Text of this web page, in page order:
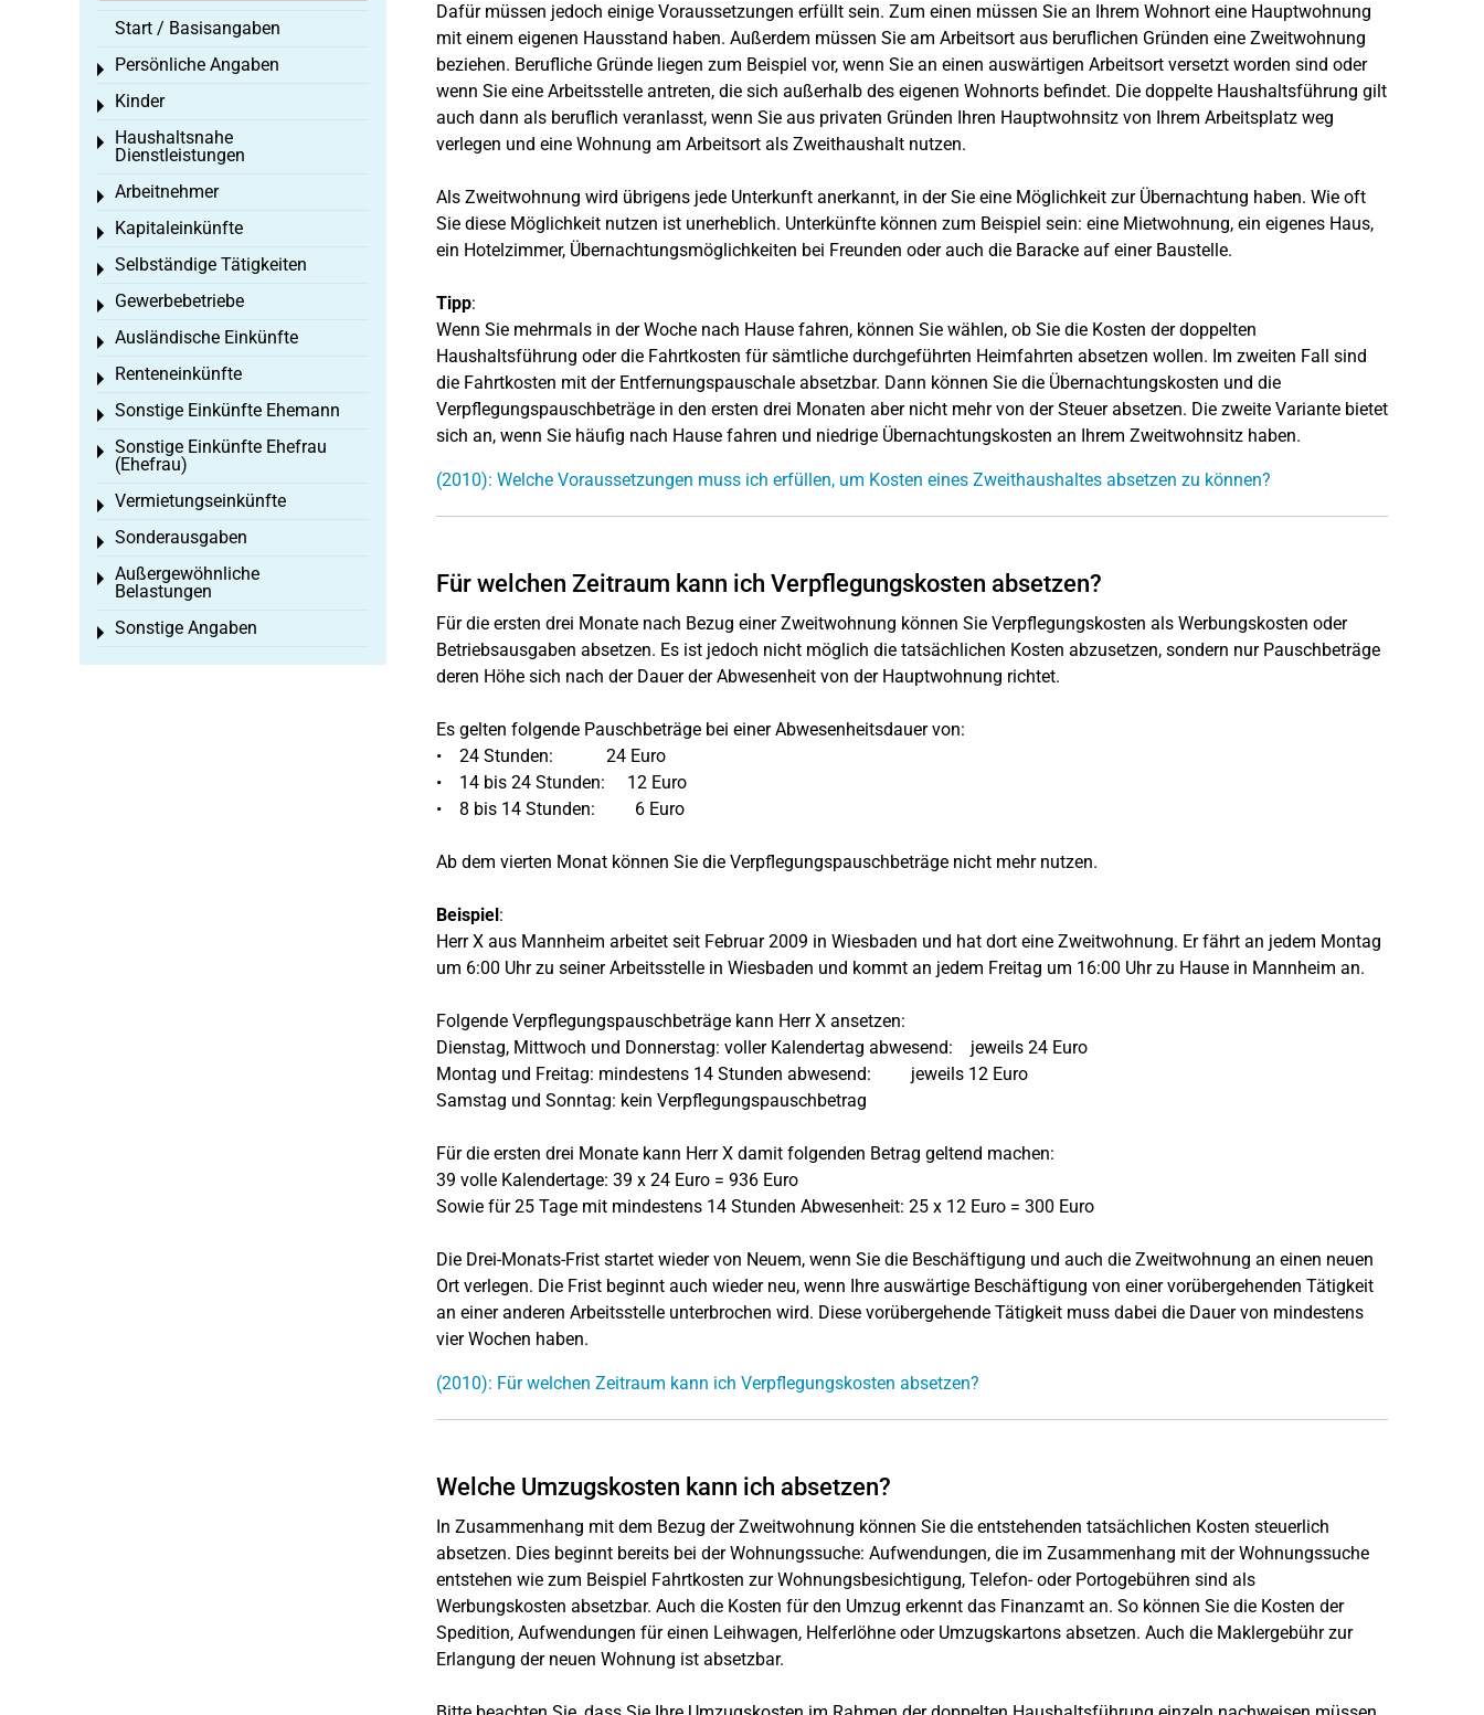
Dafür müssen jedoch einige Voraussetzungen erfüllt sein. Zum einen müssen Sie an Ihrem Wohnort eine Hauptwohnung
mit einem eigenen Hausstand haben. Außerdem müssen Sie am Arbeitsort aus beruflichen Gründen eine Zweitwohnung
beziehen. Berufliche Gründe liegen zum Beispiel vor, wenn Sie an einen auswärtigen Arbeitsort versetzt worden sind oder
wenn Sie eine Arbeitsstelle antreten, die sich außerhalb des eigenen Wohnorts befindet. Die doppelte Haushaltsführung gilt
auch dann als beruflich veranlasst, wenn Sie aus privaten Gründen Ihren Hauptwohnsitz von Ihrem Arbeitsplatz weg
verlegen und eine Wohnung am Arbeitsort als Zweithaushalt nutzen.
Als Zweitwohnung wird übrigens jede Unterkunft anerkannt, in der Sie eine Möglichkeit zur Übernachtung haben. Wie oft
Sie diese Möglichkeit nutzen ist unerheblich. Unterkünfte können zum Beispiel sein: eine Mietwohnung, ein eigenes Haus,
ein Hotelzimmer, Übernachtungsmöglichkeiten bei Freunden oder auch die Baracke auf einer Baustelle.
Tipp:
Wenn Sie mehrmals in der Woche nach Hause fahren, können Sie wählen, ob Sie die Kosten der doppelten
Haushaltsführung oder die Fahrtkosten für sämtliche durchgeführten Heimfahrten absetzen wollen. Im zweiten Fall sind
die Fahrtkosten mit der Entfernungspauschale absetzbar. Dann können Sie die Übernachtungskosten und die
Verpflegungspauschbeträge in den ersten drei Monaten aber nicht mehr von der Steuer absetzen. Die zweite Variante bietet
sich an, wenn Sie häufig nach Hause fahren und niedrige Übernachtungskosten an Ihrem Zweitwohnsitz haben.
(2010): Welche Voraussetzungen muss ich erfüllen, um Kosten eines Zweithaushaltes absetzen zu können?
Für welchen Zeitraum kann ich Verpflegungskosten absetzen?
Für die ersten drei Monate nach Bezug einer Zweitwohnung können Sie Verpflegungskosten als Werbungskosten oder
Betriebsausgaben absetzen. Es ist jedoch nicht möglich die tatsächlichen Kosten abzusetzen, sondern nur Pauschbeträge
deren Höhe sich nach der Dauer der Abwesenheit von der Hauptwohnung richtet.
Es gelten folgende Pauschbeträge bei einer Abwesenheitsdauer von:
• 24 Stunden: 24 Euro
• 14 bis 24 Stunden: 12 Euro
• 8 bis 14 Stunden: 6 Euro
Ab dem vierten Monat können Sie die Verpflegungspauschbeträge nicht mehr nutzen.
Beispiel:
Herr X aus Mannheim arbeitet seit Februar 2009 in Wiesbaden und hat dort eine Zweitwohnung. Er fährt an jedem Montag
um 6:00 Uhr zu seiner Arbeitsstelle in Wiesbaden und kommt an jedem Freitag um 16:00 Uhr zu Hause in Mannheim an.
Folgende Verpflegungspauschbeträge kann Herr X ansetzen:
Dienstag, Mittwoch und Donnerstag: voller Kalendertag abwesend: jeweils 24 Euro
Montag und Freitag: mindestens 14 Stunden abwesend: jeweils 12 Euro
Samstag und Sonntag: kein Verpflegungspauschbetrag
Für die ersten drei Monate kann Herr X damit folgenden Betrag geltend machen:
39 volle Kalendertage: 39 x 24 Euro = 936 Euro
Sowie für 25 Tage mit mindestens 14 Stunden Abwesenheit: 25 x 12 Euro = 300 Euro
Die Drei-Monats-Frist startet wieder von Neuem, wenn Sie die Beschäftigung und auch die Zweitwohnung an einen neuen
Ort verlegen. Die Frist beginnt auch wieder neu, wenn Ihre auswärtige Beschäftigung von einer vorübergehenden Tätigkeit
an einer anderen Arbeitsstelle unterbrochen wird. Diese vorübergehende Tätigkeit muss dabei die Dauer von mindestens
vier Wochen haben.
(2010): Für welchen Zeitraum kann ich Verpflegungskosten absetzen?
Welche Umzugskosten kann ich absetzen?
In Zusammenhang mit dem Bezug der Zweitwohnung können Sie die entstehenden tatsächlichen Kosten steuerlich
absetzen. Dies beginnt bereits bei der Wohnungssuche: Aufwendungen, die im Zusammenhang mit der Wohnungssuche
entstehen wie zum Beispiel Fahrtkosten zur Wohnungsbesichtigung, Telefon- oder Portogebühren sind als
Werbungskosten absetzbar. Auch die Kosten für den Umzug erkennt das Finanzamt an. So können Sie die Kosten der
Spedition, Aufwendungen für einen Leihwagen, Helferlöhne oder Umzugskartons absetzen. Auch die Maklergebühr zur
Erlangung der neuen Wohnung ist absetzbar.
Start / Basisangaben
Persönliche Angaben
Toggle menu
Kinder
Toggle menu
Haushaltsnahe
Dienstleistungen
Toggle menu
Arbeitnehmer
Toggle menu
Kapitaleinkünfte
Toggle menu
Selbständige Tätigkeiten
Toggle menu
Gewerbebetriebe
Toggle menu
Ausländische Einkünfte
Toggle menu
Renteneinkünfte
Toggle menu
Sonstige Einkünfte Ehemann
Toggle menu
Sonstige Einkünfte Ehefrau
(Ehefrau)
Toggle menu
Vermietungseinkünfte
Toggle menu
Sonderausgaben
Toggle menu
Außergewöhnliche
Belastungen
Toggle menu
Sonstige Angaben
Toggle menu